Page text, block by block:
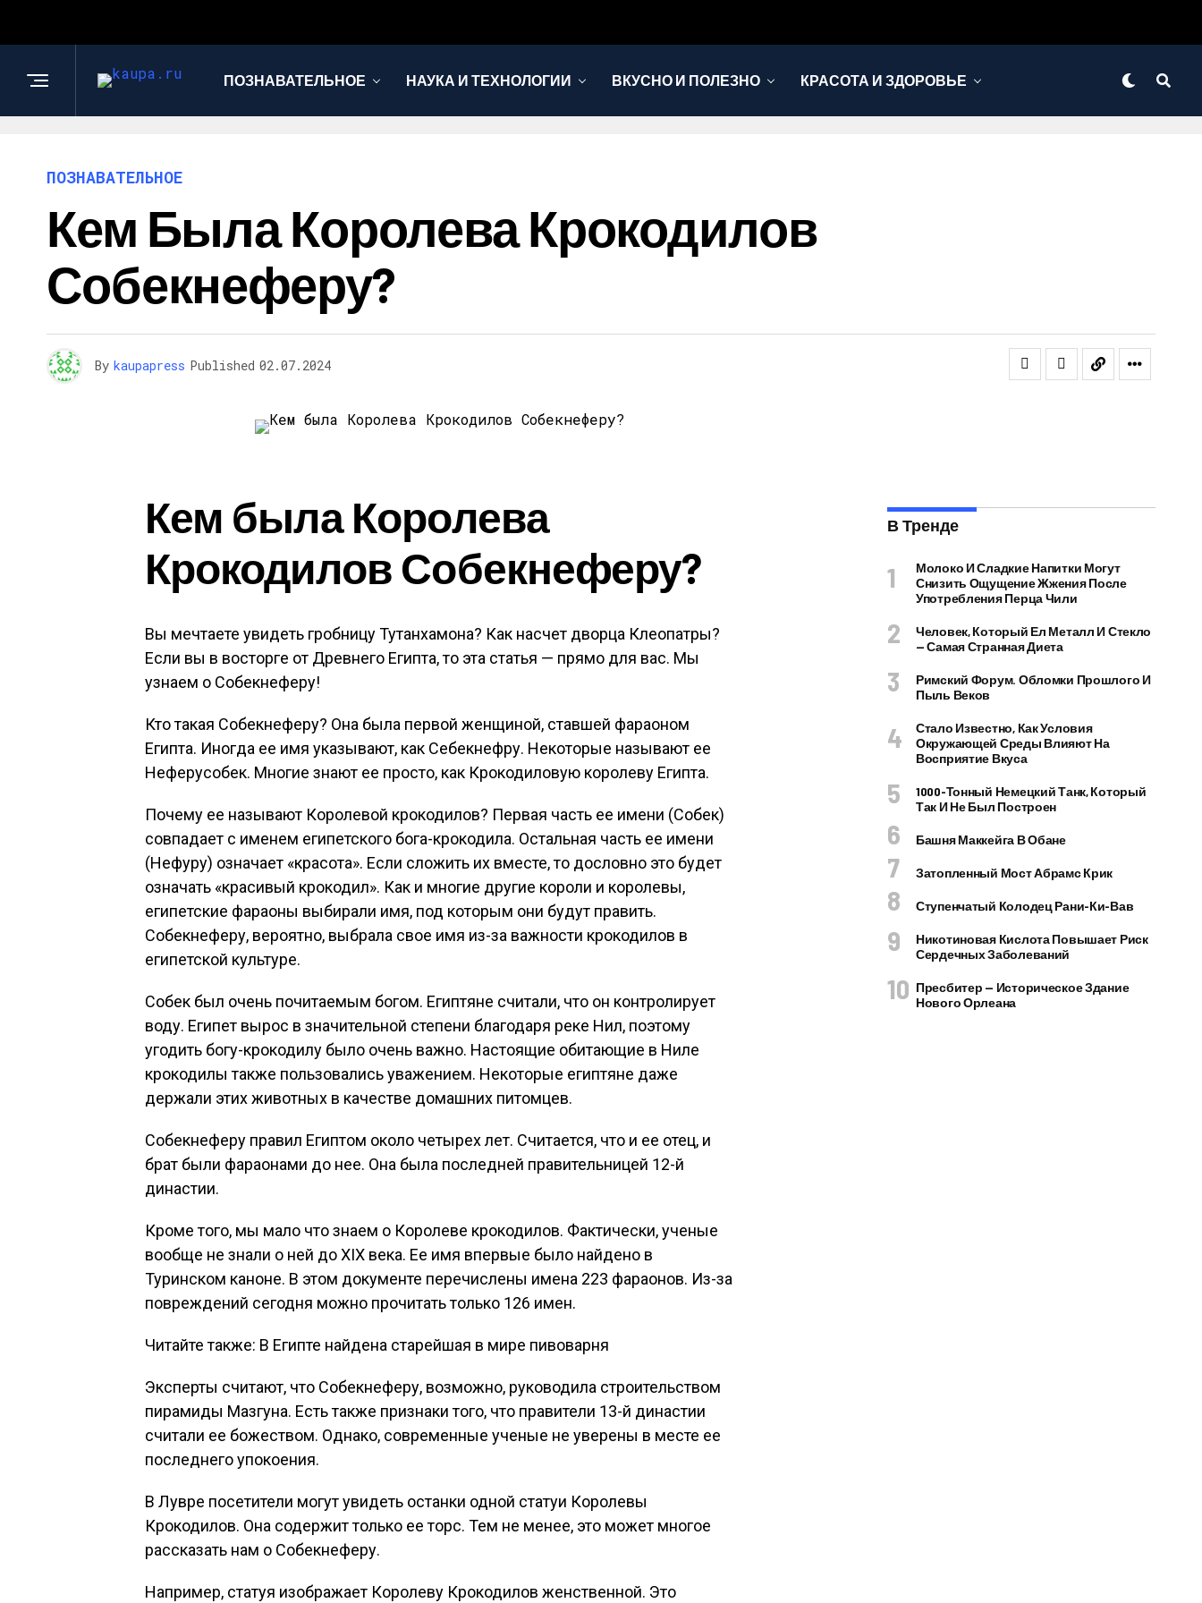
ПОЗНАВАТЕЛЬНОЕ НАУКА И ТЕХНОЛОГИИ ВКУСНО И ПОЛЕЗНО КРАСОТА И ЗДОРОВЬЕ
ПОЗНАВАТЕЛЬНОЕ
Кем Была Королева Крокодилов
Собекнеферу?
By kaupapress Published 02.07.2024
Кем была Королева
Крокодилов Собекнеферу?
Вы мечтаете увидеть гробницу Тутанхамона? Как насчет дворца Клеопатры?
Если вы в восторге от Древнего Египта, то эта статья — прямо для вас. Мы
узнаем о Собекнеферу!
Кто такая Собекнеферу? Она была первой женщиной, ставшей фараоном
Египта. Иногда ее имя указывают, как Себекнефру. Некоторые называют ее
Неферусобек. Многие знают ее просто, как Крокодиловую королеву Египта.
Почему ее называют Королевой крокодилов? Первая часть ее имени (Собек)
совпадает с именем египетского бога-крокодила. Остальная часть ее имени
(Нефуру) означает «красота». Если сложить их вместе, то дословно это будет
означать «красивый крокодил». Как и многие другие короли и королевы,
египетские фараоны выбирали имя, под которым они будут править.
Собекнеферу, вероятно, выбрала свое имя из-за важности крокодилов в
египетской культуре.
Собек был очень почитаемым богом. Египтяне считали, что он контролирует
воду. Египет вырос в значительной степени благодаря реке Нил, поэтому
угодить богу-крокодилу было очень важно. Настоящие обитающие в Ниле
крокодилы также пользовались уважением. Некоторые египтяне даже
держали этих животных в качестве домашних питомцев.
Собекнеферу правил Египтом около четырех лет. Считается, что и ее отец, и
брат были фараонами до нее. Она была последней правительницей 12-й
династии.
Кроме того, мы мало что знаем о Королеве крокодилов. Фактически, ученые
вообще не знали о ней до XIX века. Ее имя впервые было найдено в
Туринском каноне. В этом документе перечислены имена 223 фараонов. Из-за
повреждений сегодня можно прочитать только 126 имен.
Читайте также: В Египте найдена старейшая в мире пивоварня
Эксперты считают, что Собекнеферу, возможно, руководила строительством
пирамиды Мазгуна. Есть также признаки того, что правители 13-й династии
считали ее божеством. Однако, современные ученые не уверены в месте ее
последнего упокоения.
В Лувре посетители могут увидеть останки одной статуи Королевы
Крокодилов. Она содержит только ее торс. Тем не менее, это может многое
рассказать нам о Собекнеферу.
Например, статуя изображает Королеву Крокодилов женственной. Это
В Тренде
Молоко И Сладкие Напитки Могут
Снизить Ощущение Жжения После
Употребления Перца Чили
Человек, Который Ел Металл И Стекло
— Самая Странная Диета
Римский Форум. Обломки Прошлого И
Пыль Веков
Стало Известно, Как Условия
Окружающей Среды Влияют На
Восприятие Вкуса
1000-Тонный Немецкий Танк, Который
Так И Не Был Построен
Башня Маккейга В Обане
Затопленный Мост Абрамс Крик
Ступенчатый Колодец Рани-Ки-Вав
Никотиновая Кислота Повышает Риск
Сердечных Заболеваний
Пресбитер — Историческое Здание
Нового Орлеана